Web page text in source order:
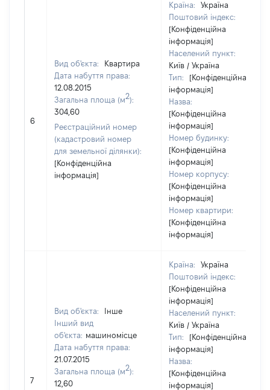
6
Вид об'єкта:
Квартира
Дата набуття права:
12.08.2015
Загальна площа (м2):
304,60
Реєстраційний номер
(кадастровий номер
для земельної ділянки):
[Конфіденційна
інформація]
Країна:
Україна
Поштовий індекс:
[Конфіденційна
інформація]
Населений пункт:
Київ / Україна
Тип:
[Конфіденційна
інформація]
Назва:
[Конфіденційна
інформація]
Номер будинку:
[Конфіденційна
інформація]
Номер корпусу:
[Конфіденційна
інформація]
Номер квартири:
[Конфіденційна
інформація]
7
Вид об'єкта:
Інше
Інший вид
об'єкта: машиномісце
Дата набуття права:
21.07.2015
Загальна площа (м2):
12,60
Країна:
Україна
Поштовий індекс:
[Конфіденційна
інформація]
Населений пункт:
Київ / Україна
Тип:
[Конфіденційна
інформація]
Назва:
[Конфіденційна
інформація]